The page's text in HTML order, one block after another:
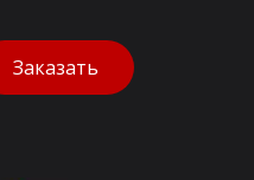
Заказать